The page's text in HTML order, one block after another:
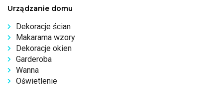
Urządzanie domu
Dekoracje ścian
Makarama wzory
Dekoracje okien
Garderoba
Wanna
Oświetlenie